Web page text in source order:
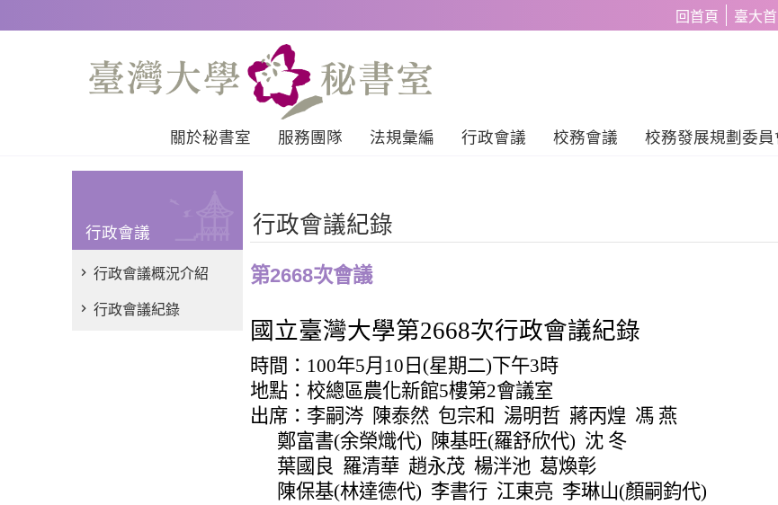
回首頁 臺大
關於秘書室 服務團隊 法規彙編 行政會議 校務會議 校務發展規劃委員
行政會議
行政會議概況介紹
行政會議紀錄
行政會議紀錄
第2668次會議
國立臺灣大學第2668次行政會議紀錄
時間： 100年5月 10 日 (星期二)下午3時
地點：校總區農化新館5樓第2會議室
出席：李嗣涔 陳泰然 包宗和 湯明哲 蔣丙煌 馮 燕
鄭富書(余榮熾代) 陳基旺(羅舒欣代) 沈 冬
葉國良 羅清華 趙永茂 楊泮池 葛煥彰
陳保基(林達德代) 李書行 江東亮 李琳山(顏嗣鈞代)